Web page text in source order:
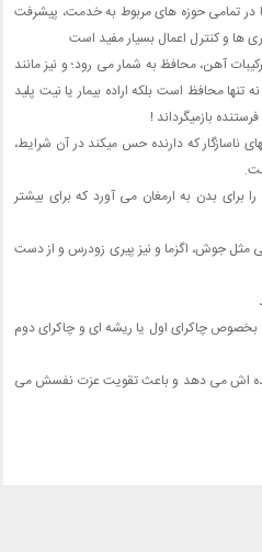
تمامی حوزه های مربوط به خدمت، پیشرفت
ها و کنترل اعمال بسیار مفید است
آهن، محافظ به شمار می رود؛ و نیز مانند
تنها محافظ است بلکه اراده بیمار یا نیت پلید
بازمیگرداند !
ناسازگار که دارنده حس میکند در آن شرایط،
برنزیت، بهترین حالت تعادل PH را برای بدن به ارمغان می آورد که برای بیشتر
مثل جوش، اگزما و نیز پیری زودرس و از دست
بخصوص چاکرای اول یا ریشه ای و چاکرای دوم
اش می دهد و باعث تقویت عزت نفسش می